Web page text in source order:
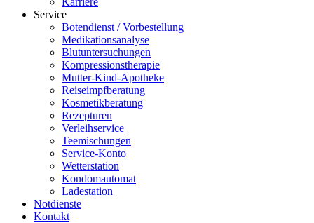
Service
Botendienst / Vorbestellung
Medikationsanalyse
Blutuntersuchungen
Kompressionstherapie
Mutter-Kind-Apotheke
Reiseimpfberatung
Kosmetikberatung
Rezepturen
Verleihservice
Teemischungen
Service-Konto
Wetterstation
Kondomautomat
Ladestation
Notdienste
Kontakt